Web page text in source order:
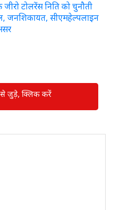
जीरो टोलरेंस निति को चुनौती
जनशिकायत, सीएमहेल्पलाइन
से जुड़े, क्लिक करें